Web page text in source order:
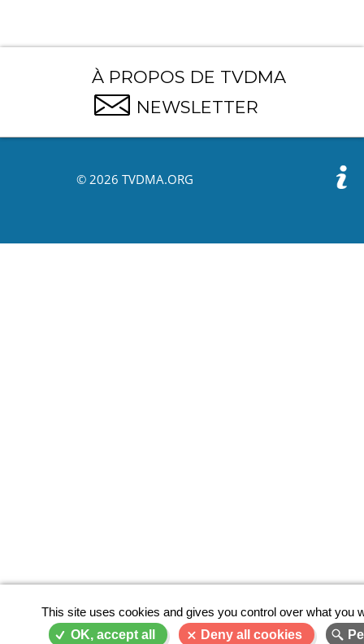
À PROPOS DE TVDMA
NEWSLETTER
© 2026 TVDMA.ORG
This site uses cookies and gives you control over what you
OK, accept all
Deny all cookies